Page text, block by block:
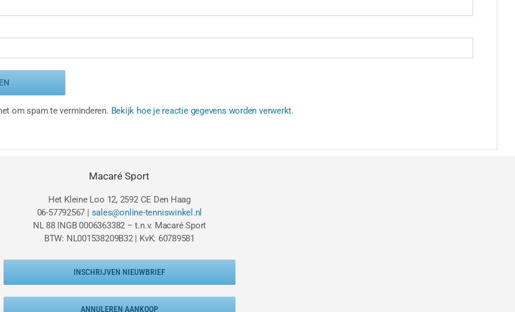
om spam te verminderen. Bekijk hoe je reactie gegevens worden verwerkt.
Macaré Sport
Het Kleine Loo 12, 2592 CE Den Haag
06-57792567 | sales@online-tenniswinkel.nl
NL 88 INGB 0006363382 – t.n.v. Macaré Sport
BTW: NL001538209B32 | KvK: 60789581
INSCHRIJVEN NIEUWBRIEF
ANNULEREN AANKOOP